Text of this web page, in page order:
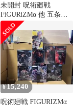
未開封 呪術廻戦
FiGURiZMα 他 五条悟
フィギュア 2個セット
SF7H74 c101
¥15,240
呪術廻戦 FIGURIZMα